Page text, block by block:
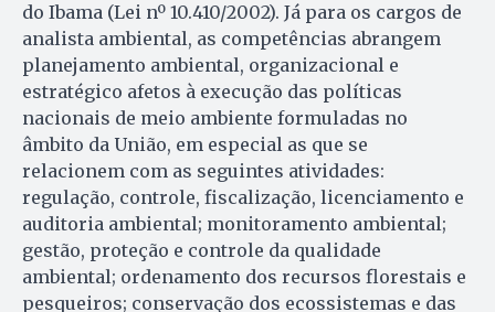
do Ibama (Lei nº 10.410/2002). Já para os cargos de
analista ambiental, as competências abrangem
planejamento ambiental, organizacional e
estratégico afetos à execução das políticas
nacionais de meio ambiente formuladas no
âmbito da União, em especial as que se
relacionem com as seguintes atividades:
regulação, controle, fiscalização, licenciamento e
auditoria ambiental; monitoramento ambiental;
gestão, proteção e controle da qualidade
ambiental; ordenamento dos recursos florestais e
pesqueiros; conservação dos ecossistemas e das